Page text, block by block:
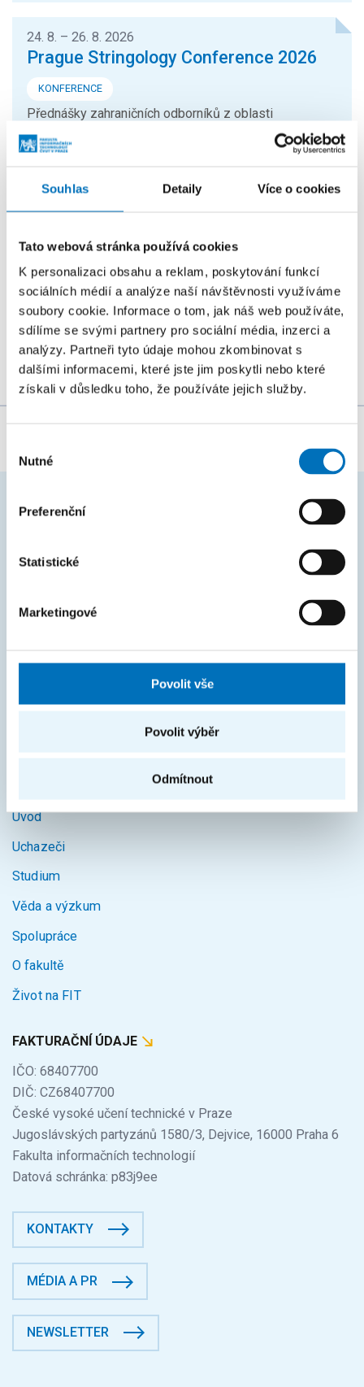
Souhlas Detaily Více o cookies
Tato webová stránka používá cookies
K personalizaci obsahu a reklam, poskytování funkcí
sociálních médií a analýze naší návštěvnosti využíváme
soubory cookie. Informace o tom, jak náš web používáte,
sdílíme se svými partnery pro sociální média, inzerci a
analýzy. Partneři tyto údaje mohou zkombinovat s
dalšími informacemi, které jste jim poskytli nebo které
získali v důsledku toho, že používáte jejich služby.
souhlasu
Nutné
Preferenční
Statistické
Marketingové
Povolit vše
Povolit výběr
Odmítnout
24. 8. – 26. 8. 2026
Prague Stringology Conference 2026
KONFERENCE
Přednášky zahraničních odborníků z oblasti
stringologie a dalších příbuzných témat si můžete
přijít poslechnout na mezinárodní...
26. 8. – 27. 8. 2026
KONFERENCE
StringMasters sdružuje výzkumné pracovníky v oblasti
řetězcových algoritmů na všech úrovních (starší,
mladší a zejména...
Harmonogram akademického roku
Průvodce studiem
Courses
Úvod
Uchazeči
Studium
Věda a výzkum
Spolupráce
O fakultě
Život na FIT
FAKTURAČNÍ ÚDAJE
IČO: 68407700
DIČ: CZ68407700
České vysoké učení technické v Praze
Jugoslávských partyzánů 1580/3, Dejvice, 16000 Praha 6
Fakulta informačních technologií
Datová schránka: p83j9ee
KONTAKTY
MÉDIA A PR
NEWSLETTER